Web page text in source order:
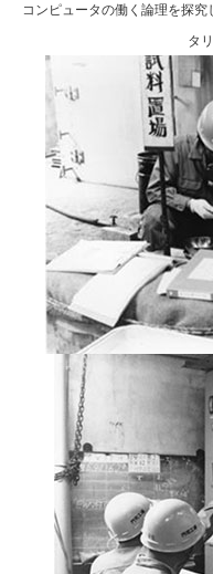
コンピュータの働く論理を探
タ